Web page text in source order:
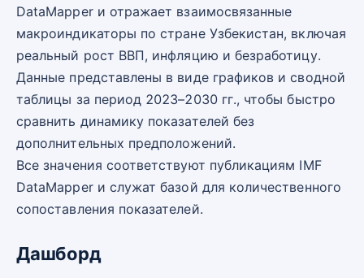
DataMapper и отражает взаимосвязанные
макроиндикаторы по стране Узбекистан, включая
реальный рост ВВП, инфляцию и безработицу.
Данные представлены в виде графиков и сводной
таблицы за период 2023–2030 гг., чтобы быстро
сравнить динамику показателей без
дополнительных предположений.
Все значения соответствуют публикациям IMF
DataMapper и служат базой для количественного
сопоставления показателей.
Дашборд